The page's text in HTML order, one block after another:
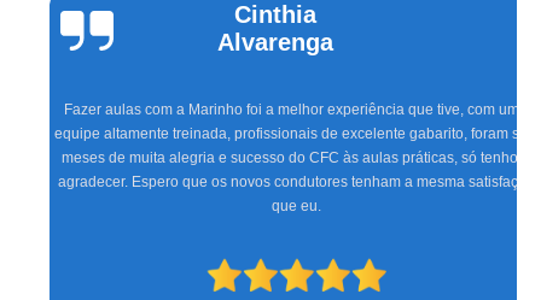
Cinthia
Alvarenga
Fazer aulas com a Marinho foi a melhor experiência que tive, com uma
equipe altamente treinada, profissionais de excelente gabarito, foram seis
meses de muita alegria e sucesso do CFC às aulas práticas, só tenho a
agradecer. Espero que os novos condutores tenham a mesma satisfação
que eu.